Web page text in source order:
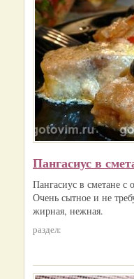
Пангасиус в
Пангасиус в сметане с
Очень сытное и не
жирная, нежная.
раздел: